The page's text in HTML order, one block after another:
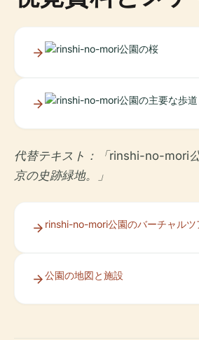
代替テキスト：「rinshi-no-mori
京の史跡緑地。」
rinshi-no-mori公園のバーチャルツ
公園の地図と施設